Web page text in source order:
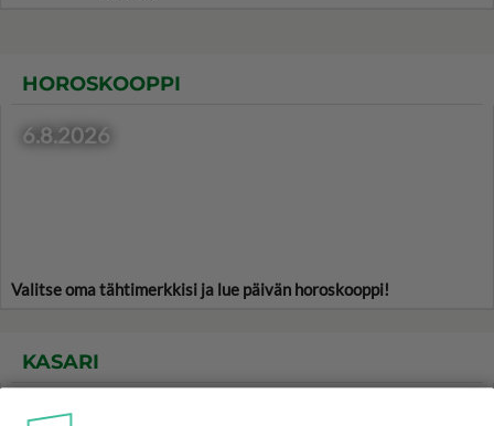
HOROSKOOPPI
6.8.2026
Valitse oma tähtimerkkisi ja lue päivän horoskooppi!
KASARI